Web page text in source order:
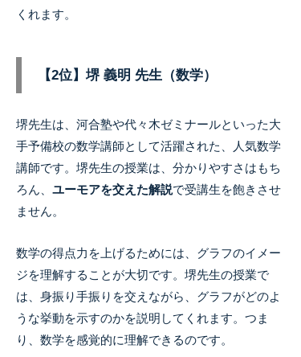
くれます。
【2位】堺 義明 先生（数学）
堺先生は、河合塾や代々木ゼミナールといった大
手予備校の数学講師として活躍された、人気数学
講師です。 堺先生の授業は、分かりやすさはもち
ろん、 ユーモアを交えた解説で受講生を飽きさせ
ません。
数学の得点力を上げるためには、グラフのイメー
ジを理解することが大切です。堺先生の授業で
は、身振り手振りを交えながら、グラフがどのよ
うな挙動を示すのかを説明してくれます。つま
り、数学を感覚的に理解できるのです。